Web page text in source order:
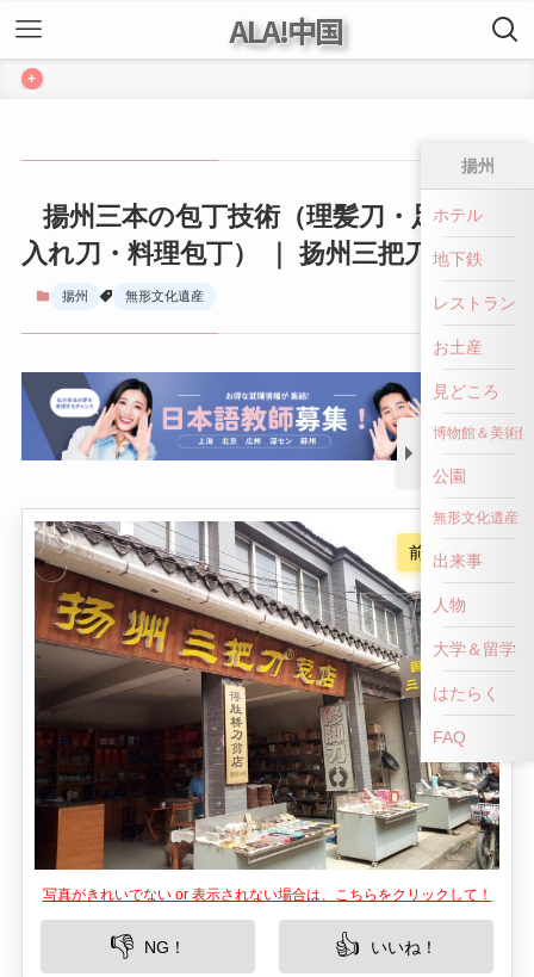
ALA!中国
+
揚州三本の包丁技術（理髪刀・足の手
入れ刀・料理包丁） ｜ 扬州三把刀技艺
揚州 無形文化遺産
前へ戻る
写真がきれいでない or 表示されない場合は、こちらをクリックして！
👎 NG！ 👍 いいね！
揚州
ホテル
地下鉄
レストラン
お土産
見どころ
博物館＆美術館
公園
無形文化遺産
出来事
人物
大学＆留学
はたらく
FAQ